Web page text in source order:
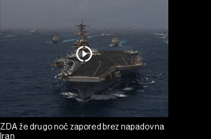
ZDA že drugo noč zapored brez napadov na
Iran